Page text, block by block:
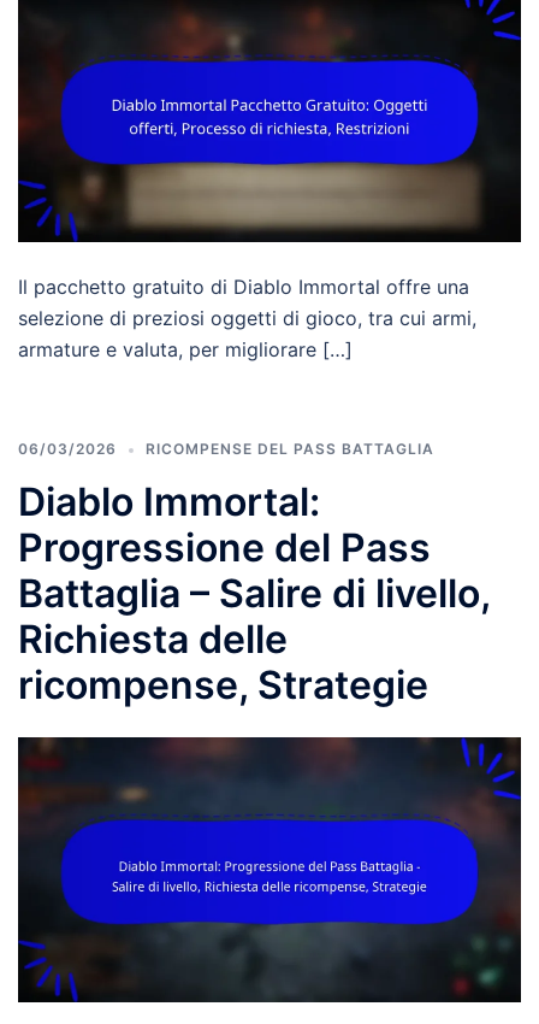
Il pacchetto gratuito di Diablo Immortal offre una
selezione di preziosi oggetti di gioco, tra cui armi,
armature e valuta, per migliorare […]
06/03/2026 RICOMPENSE DEL PASS BATTAGLIA
Diablo Immortal:
Progressione del Pass
Battaglia – Salire di livello,
Richiesta delle
ricompense, Strategie